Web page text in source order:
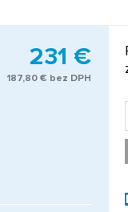
231 €
187,80 € bez DPH